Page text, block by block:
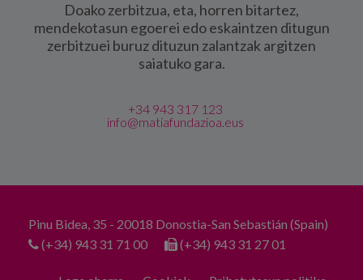
Doako zerbitzua, eta, horren bitartez,
mendekotasun egoerei edo eskaintzen ditugun
zerbitzuei buruz dituzun zalantzak argitzen
saiatuko gara.
+34 943 317 123
info@matiafundazioa.eus
Pinu Bidea, 35 - 20018 Donostia-San Sebastián (Spain)
(+34) 943 31 71 00
(+34) 943 31 27 01